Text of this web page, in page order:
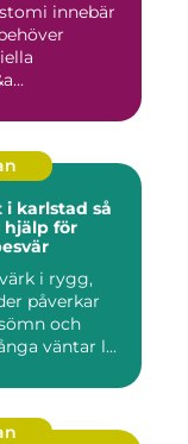
innebär
så
för
i rygg,
påverkar
och
väntar l...